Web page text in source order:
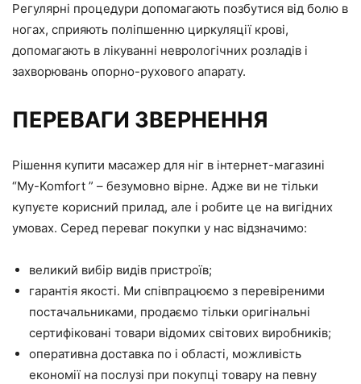
Регулярні процедури допомагають позбутися від болю в
ногах, сприяють поліпшенню циркуляції крові,
допомагають в лікуванні неврологічних розладів і
захворювань опорно-рухового апарату.
ПЕРЕВАГИ ЗВЕРНЕННЯ
Рішення купити масажер для ніг в інтернет-магазині
“My-Komfort ” – безумовно вірне. Адже ви не тільки
купуєте корисний прилад, але і робите це на вигідних
умовах. Серед переваг покупки у нас відзначимо:
великий вибір видів пристроїв;
гарантія якості. Ми співпрацюємо з перевіреними
постачальниками, продаємо тільки оригінальні
сертифіковані товари відомих світових виробників;
оперативна доставка по і області, можливість
економії на послузі при покупці товару на певну